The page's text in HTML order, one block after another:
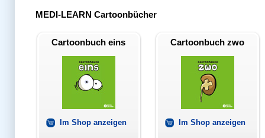
MEDI-LEARN Cartoonbücher
Cartoonbuch eins
Im Shop anzeigen
Cartoonbuch zwo
Im Shop anzeigen